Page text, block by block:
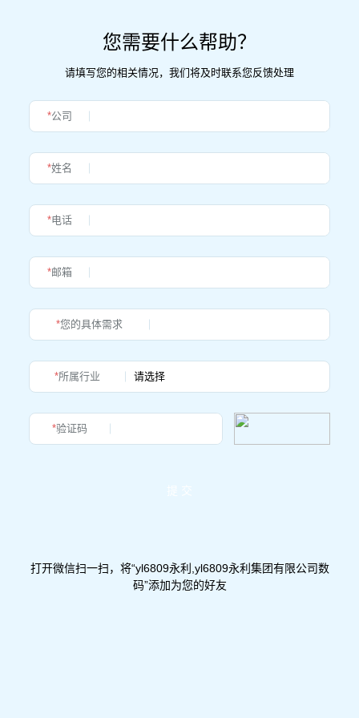
您需要什么帮助？
请填写您的相关情况，我们将及时联系您反馈处理
*公司
*姓名
*电话
*邮箱
*您的具体需求
*所属行业
*验证码
打开微信扫一扫，将“yl6809永利,yl6809永利集团有限公司数
码”添加为您的好友